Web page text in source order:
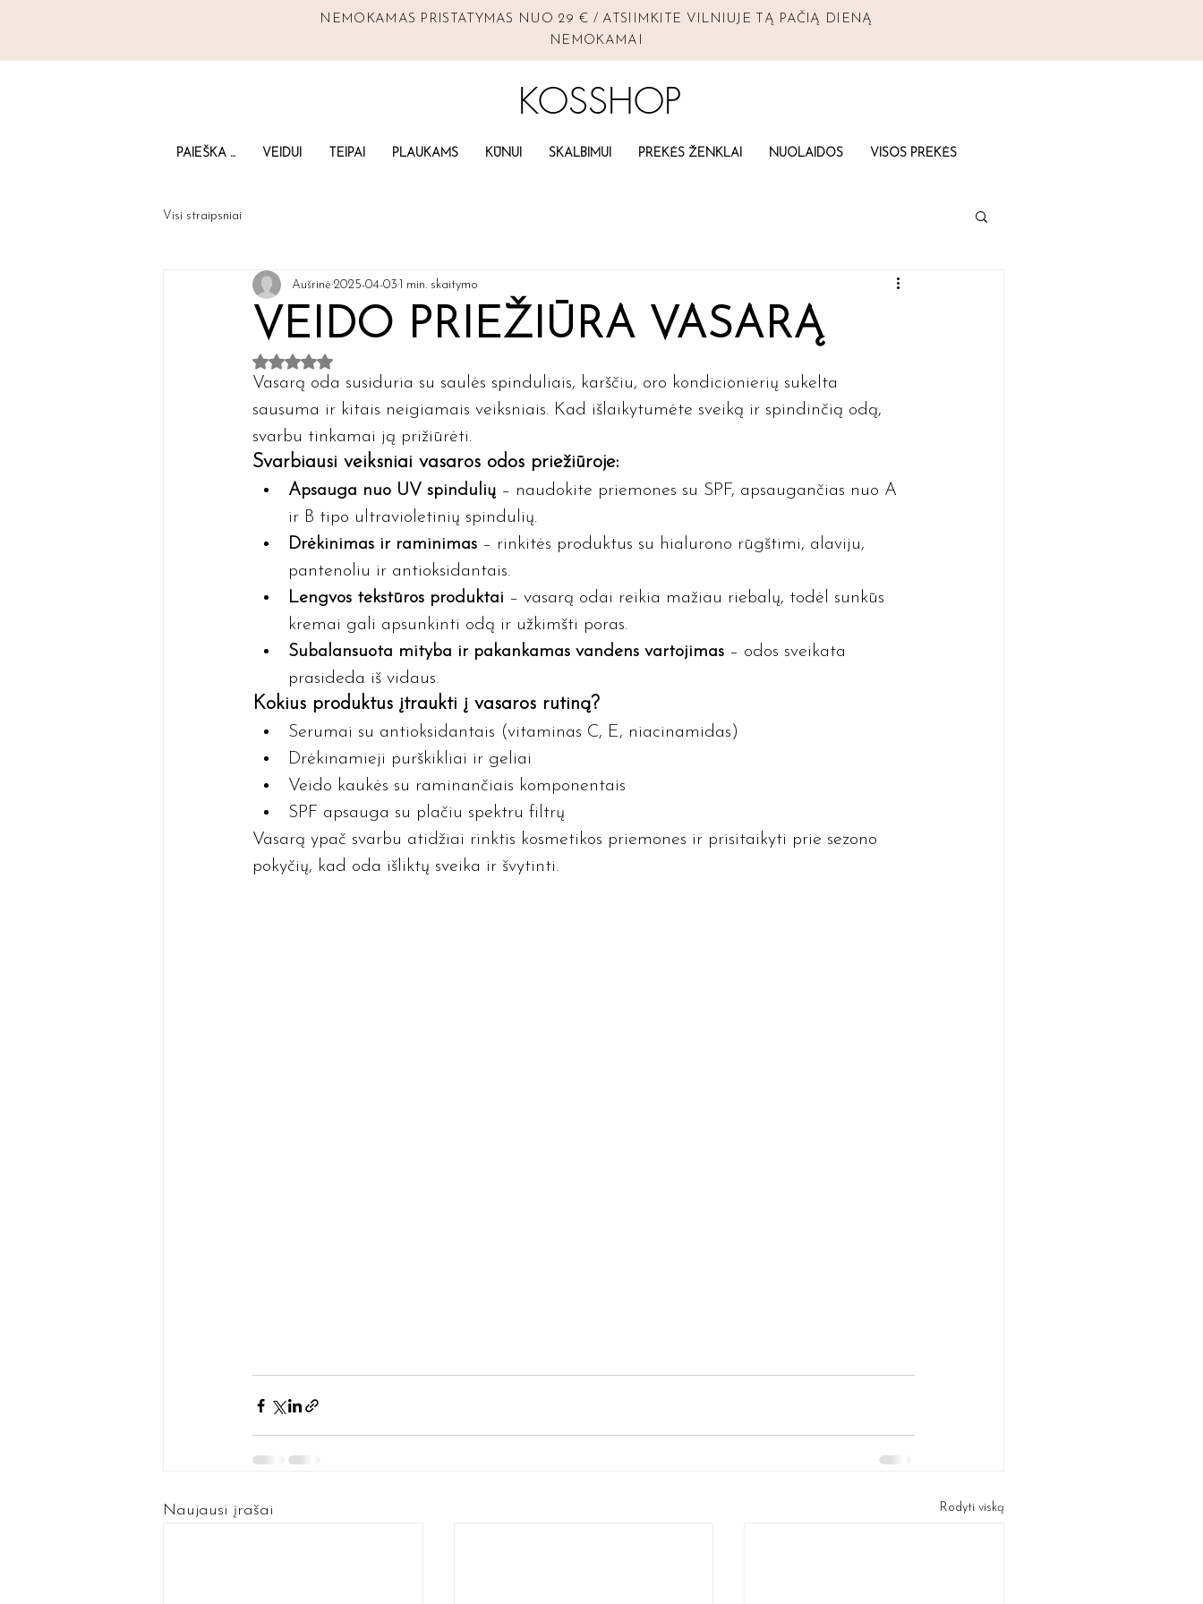
NEMOKAMAS PRISTATYMAS NUO 29 € / ATSIIMKITE VILNIUJE TĄ PAČIĄ DIENĄ
NEMOKAMAI
KOSSHOP
PAIEŠKA ... VEIDUI TEIPAI PLAUKAMS KŪNUI SKALBIMUI PREKĖS ŽENKLAI NUOLAIDOS VISOS PREKĖS
Visi straipsniai
VEIDO PRIEŽIŪRA VASARĄ
Aušrinė 2025-04-03 1 min. skaitymo
Įvertinta NaN iš 5 žvaigždučių.
Vasarą oda susiduria su saulės spinduliais, karščiu, oro kondicionierių sukelta
sausuma ir kitais neigiamais veiksniais. Kad išlaikytumėte sveiką ir spindinčią odą,
svarbu tinkamai ją prižiūrėti.
Svarbiausi veiksniai vasaros odos priežiūroje:
Apsauga nuo UV spindulių – naudokite priemones su SPF, apsaugančias nuo A
ir B tipo ultravioletinių spindulių.
Drėkinimas ir raminimas – rinkitės produktus su hialurono rūgštimi, alaviju,
pantenoliu ir antioksidantais.
Lengvos tekstūros produktai – vasarą odai reikia mažiau riebalų, todėl sunkūs
kremai gali apsunkinti odą ir užkimšti poras.
Subalansuota mityba ir pakankamas vandens vartojimas – odos sveikata
prasideda iš vidaus.
Kokius produktus įtraukti į vasaros rutiną?
Serumai su antioksidantais (vitaminas C, E, niacinamidas)
Drėkinamieji purškikliai ir geliai
Veido kaukės su raminančiais komponentais
SPF apsauga su plačiu spektru filtrų
Vasarą ypač svarbu atidžiai rinktis kosmetikos priemones ir prisitaikyti prie sezono
pokyčių, kad oda išliktų sveika ir švytinti.
Naujausi įrašai Rodyti viską